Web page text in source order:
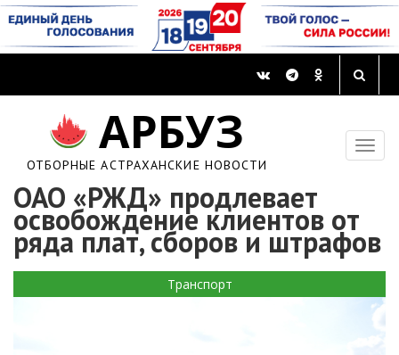
АРБУЗ
ОТБОРНЫЕ АСТРАХАНСКИЕ НОВОСТИ
ОАО «РЖД» продлевает
освобождение клиентов от
ряда плат, сборов и штрафов
Транспорт